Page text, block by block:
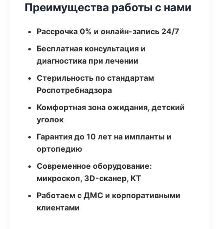
Преимущества работы с нами
Рассрочка 0% и онлайн-запись 24/7
Бесплатная консультация и
диагностика при лечении
Стерильность по стандартам
Роспотребнадзора
Комфортная зона ожидания, детский
уголок
Гарантия до 10 лет на импланты и
ортопедию
Современное оборудование:
микроскоп, 3D-сканер, КТ
Работаем с ДМС и корпоративными
клиентами